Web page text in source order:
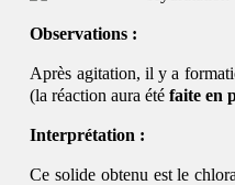
Observations :
Après agitation, il y a
(la réaction aura étéfaite en
Interprétation :
Ce solide obtenu est le